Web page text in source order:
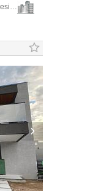
Casa em Condomínio no Bella Vista Residencial Club